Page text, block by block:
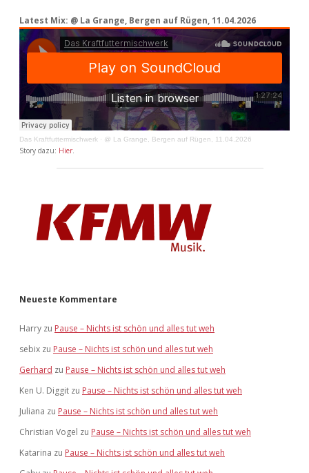
Latest Mix: @ La Grange, Bergen auf Rügen, 11.04.2026
Das Kraftfuttermischwerk · @ La Grange, Bergen auf Rügen, 11.04.2026
Story dazu: Hier.
Neueste Kommentare
Harry zu Pause – Nichts ist schön und alles tut weh
sebix zu Pause – Nichts ist schön und alles tut weh
Gerhard zu Pause – Nichts ist schön und alles tut weh
Ken U. Diggit zu Pause – Nichts ist schön und alles tut weh
Juliana zu Pause – Nichts ist schön und alles tut weh
Christian Vogel zu Pause – Nichts ist schön und alles tut weh
Katarina zu Pause – Nichts ist schön und alles tut weh